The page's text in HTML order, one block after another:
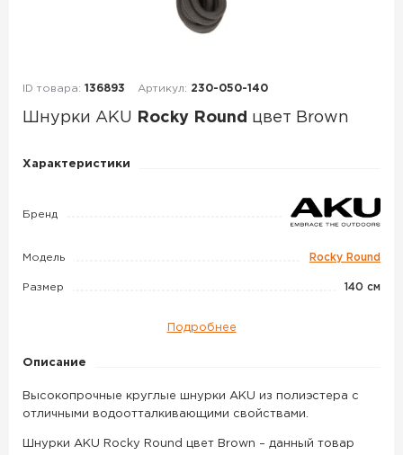
ID товара: 136893 Артикул: 230-050-140
Шнурки AKU Rocky Round цвет Brown
Шнурки
Rocky
цвет
Характеристики
Бренд
Модель Rocky Round
Размер 140 см
Подробнее
Описание
Высокопрочные круглые шнурки AKU из полиэстера с
отличными водоотталкивающими свойствами.
Шнурки AKU Rocky Round цвет Brown – данный товар